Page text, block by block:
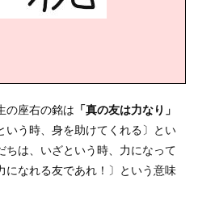
の座右の銘は 「真の友は力なり」
いう時、身を助けてくれる〕とい
ちは、いざという時、力になって
になれる友であれ！〕という意味